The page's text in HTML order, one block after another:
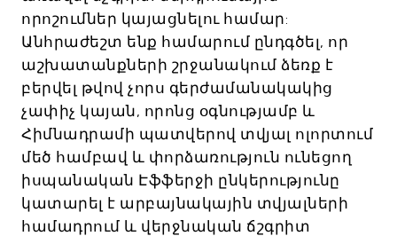
որոշումներ կայացնելու համար:
Անհրաժեշտ ենք համարում ընդգծել, որ
աշխատանքների շրջանակում ձեռք է
բերվել թվով չորս գերժամանակակից
չափիչ կայան, որոնց օգնությամբ և
Հիմնադրամի պատվերով տվյալ ոլորտում
մեծ համբավ և փորձառություն ունեցող
իսպանական Էֆֆերջի ընկերությունը
կատարել է արբայնակային տվյալների
համադրում և վերջնական ճշգրիտ